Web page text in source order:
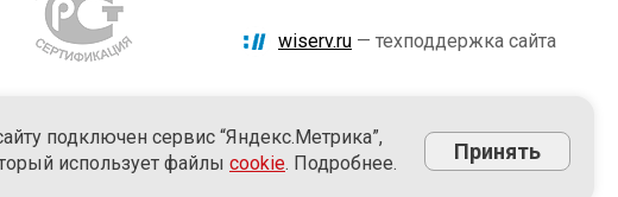
wiserv.ru — техподдержка сайта
подключен сервис “Яндекс.Метрика”,
использует файлы cookie. Подробнее. Принять